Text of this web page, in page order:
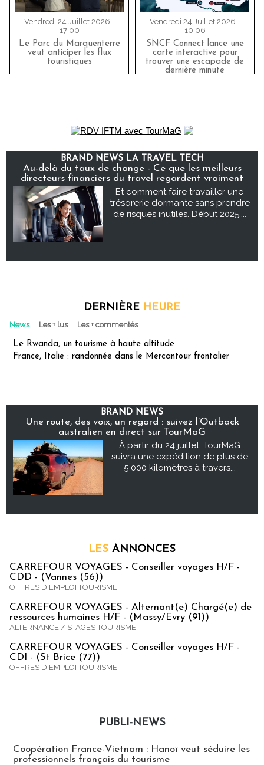
Vendredi 24 Juillet 2026 -
17:00
Le Parc du Marquenterre
veut anticiper les flux
touristiques
Vendredi 24 Juillet 2026 -
10:06
SNCF Connect lance une
carte interactive pour
trouver une escapade de
dernière minute
BRAND NEWS LA TRAVEL TECH
Au-delà du taux de change - Ce que les meilleurs
directeurs financiers du travel regardent vraiment
Et comment faire travailler une
trésorerie dormante sans prendre
de risques inutiles. Début 2025,...
DERNIÈRE HEURE
News Les + lus Les + commentés
Le Rwanda, un tourisme à haute altitude
France, Italie : randonnée dans le Mercantour frontalier
BRAND NEWS
Une route, des voix, un regard : suivez l’Outback
australien en direct sur TourMaG
À partir du 24 juillet, TourMaG
suivra une expédition de plus de
5 000 kilomètres à travers...
LES ANNONCES
CARREFOUR VOYAGES - Conseiller voyages H/F -
CDD - (Vannes (56))
OFFRES D'EMPLOI TOURISME
CARREFOUR VOYAGES - Alternant(e) Chargé(e) de
ressources humaines H/F - (Massy/Evry (91))
ALTERNANCE / STAGES TOURISME
CARREFOUR VOYAGES - Conseiller voyages H/F -
CDI - (St Brice (77))
OFFRES D'EMPLOI TOURISME
PUBLI-NEWS
Coopération France-Vietnam : Hanoï veut séduire les
professionnels français du tourisme